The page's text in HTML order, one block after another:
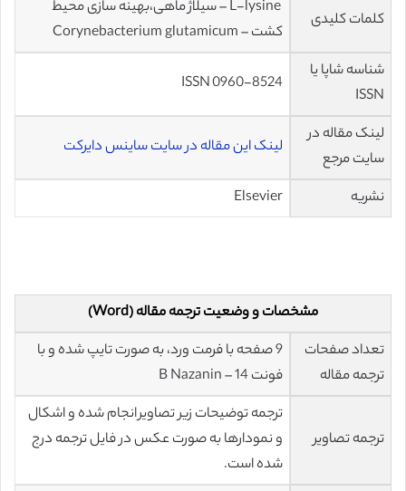
کلمات کلیدی
L-lysine – سیلاژ ماهی،بهینه سازی محیط
کشت – Corynebacterium glutamicum
شناسه شاپا یا
ISSN
ISSN 0960-8524
لینک مقاله در
سایت مرجع
لینک این مقاله در سایت ساینس دایرکت
نشریه Elsevier
مشخصات و وضعیت ترجمه مقاله (Word)
تعداد صفحات
ترجمه مقاله
9 صفحه با فرمت ورد، به صورت تایپ شده و با
فونت 14 – B Nazanin
ترجمه تصاویر
ترجمه توضیحات زیر تصاویر انجام شده و اشکال
و نمودارها به صورت عکس در فایل ترجمه درج
شده است.